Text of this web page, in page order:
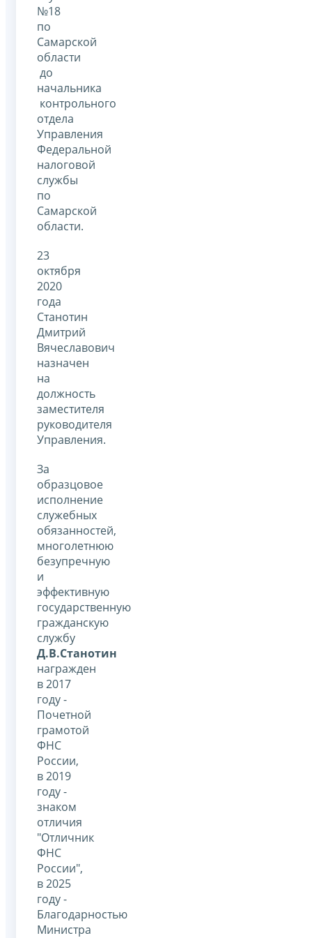
№18
по
Самарской
области
до
начальника
контрольного
отдела
Управления
Федеральной
налоговой
службы
по
Самарской
области.
23
октября
2020
года
Станотин
Дмитрий
Вячеславович
назначен
на
должность
заместителя
руководителя
Управления.
За
образцовое
исполнение
служебных
обязанностей,
многолетнюю
безупречную
и
эффективную
государственную
гражданскую
службу
Д.В.Станотин
награжден
в 2017
году -
Почетной
грамотой
ФНС
России,
в 2019
году -
знаком
отличия
"Отличник
ФНС
России",
в 2025
году -
Благодарностью
Министра